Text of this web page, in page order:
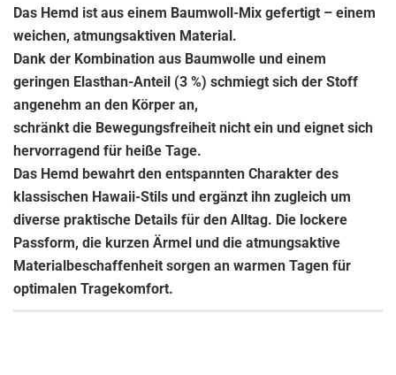
Das Hemd ist aus einem Baumwoll-Mix gefertigt – einem
weichen, atmungsaktiven Material.
Dank der Kombination aus Baumwolle und einem
geringen Elasthan-Anteil (3 %) schmiegt sich der Stoff
angenehm an den Körper an,
schränkt die Bewegungsfreiheit nicht ein und eignet sich
hervorragend für heiße Tage.
Das Hemd bewahrt den entspannten Charakter des
klassischen Hawaii-Stils und ergänzt ihn zugleich um
diverse praktische Details für den Alltag. Die lockere
Passform, die kurzen Ärmel und die atmungsaktive
Materialbeschaffenheit sorgen an warmen Tagen für
optimalen Tragekomfort.